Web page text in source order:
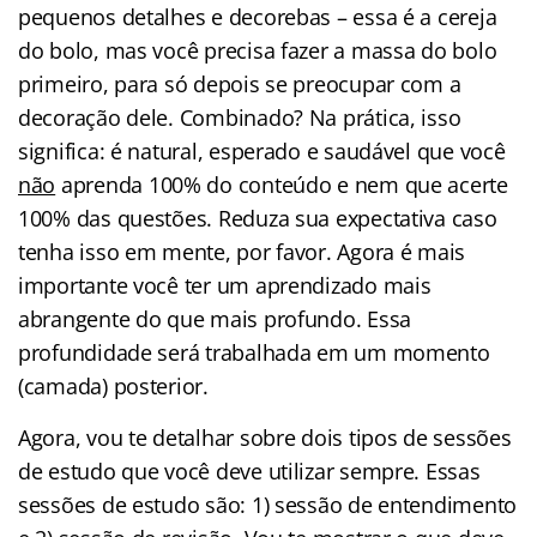
pequenos detalhes e decorebas – essa é a cereja
do bolo, mas você precisa fazer a massa do bolo
primeiro, para só depois se preocupar com a
decoração dele. Combinado? Na prática, isso
significa: é natural, esperado e saudável que você
não aprenda 100% do conteúdo e nem que acerte
100% das questões. Reduza sua expectativa caso
tenha isso em mente, por favor. Agora é mais
importante você ter um aprendizado mais
abrangente do que mais profundo. Essa
profundidade será trabalhada em um momento
(camada) posterior.
Agora, vou te detalhar sobre dois tipos de sessões
de estudo que você deve utilizar sempre. Essas
sessões de estudo são: 1) sessão de entendimento